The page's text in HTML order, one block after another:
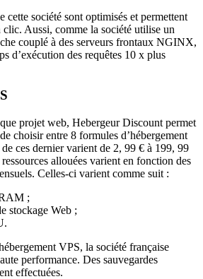
cette société sont optimisés et permettent
Aussi, comme la société utilise un
couplé à des serveurs frontaux NGINX,
d’exécution des requêtes 10 x plus
projet web, Hebergeur Discount permet
choisir entre 8 formules d’hébergement
ces dernier varient de 2, 99 € à 199, 99
allouées varient en fonction des
Celles-ci varient comme suit :
;
stockage Web ;
VPS, la société française
performance. Des sauvegardes
effectuées.